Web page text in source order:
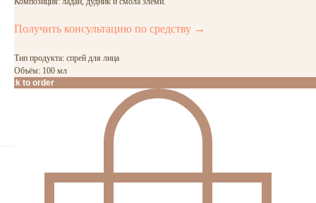
Получить консультацию по средству →
Тип продукта: спрей для лица
Объём: 100 мл
Click to order